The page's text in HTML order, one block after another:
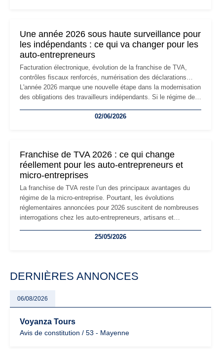
Une année 2026 sous haute surveillance pour
les indépendants : ce qui va changer pour les
auto-entrepreneurs
Facturation électronique, évolution de la franchise de TVA,
contrôles fiscaux renforcés, numérisation des déclarations…
L'année 2026 marque une nouvelle étape dans la modernisation
des obligations des travailleurs indépendants. Si le régime de
les auto-entrepreneurs devront s'adapter à un environnement
02/06/2026
Franchise de TVA 2026 : ce qui change
réellement pour les auto-entrepreneurs et
micro-entreprises
La franchise de TVA reste l’un des principaux avantages du
régime de la micro-entreprise. Pourtant, les évolutions
réglementaires annoncées pour 2026 suscitent de nombreuses
interrogations chez les auto-entrepreneurs, artisans et
facturation ou risque de bascule vers la TVA : les règles
25/05/2026
DERNIÈRES ANNONCES
06/08/2026
Voyanza Tours
Avis de constitution / 53 - Mayenne